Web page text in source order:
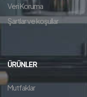
Veri Koruma
Şartlar ve koşullar
ÜRÜNLER
Mutfaklar